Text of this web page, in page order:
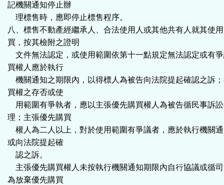
記機關通知停止辦
理標售時，應即停止標售程序。
八、標售不動產經繼承人、合法使用人或其他共有人就其使
買，按其檢附之證明
文件無法認定，或使用範圍依第十一點規定無法認定或有
買權人應於執行
機關通知之期限內，以得標人為被告向法院提起確認之訴
買權之存否或使
用範圍有爭執者，應以主張優先購買權人為被告循民事訴
理；主張優先購買
權人為二人以上，對於使用範圍有爭議者，應於執行機關
或向法院提起確
認之訴。
主張優先購買權人未按執行機關通知期限內自行協議或循
為放棄優先購買